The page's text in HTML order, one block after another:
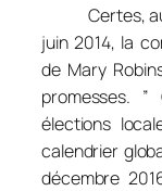
Certes, au
juin 2014, la
de Mary
promesses. ”
élections
calendrier
décembre